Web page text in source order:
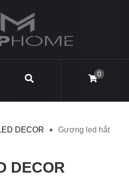
0
DECOR
Gương led hắt
DECOR